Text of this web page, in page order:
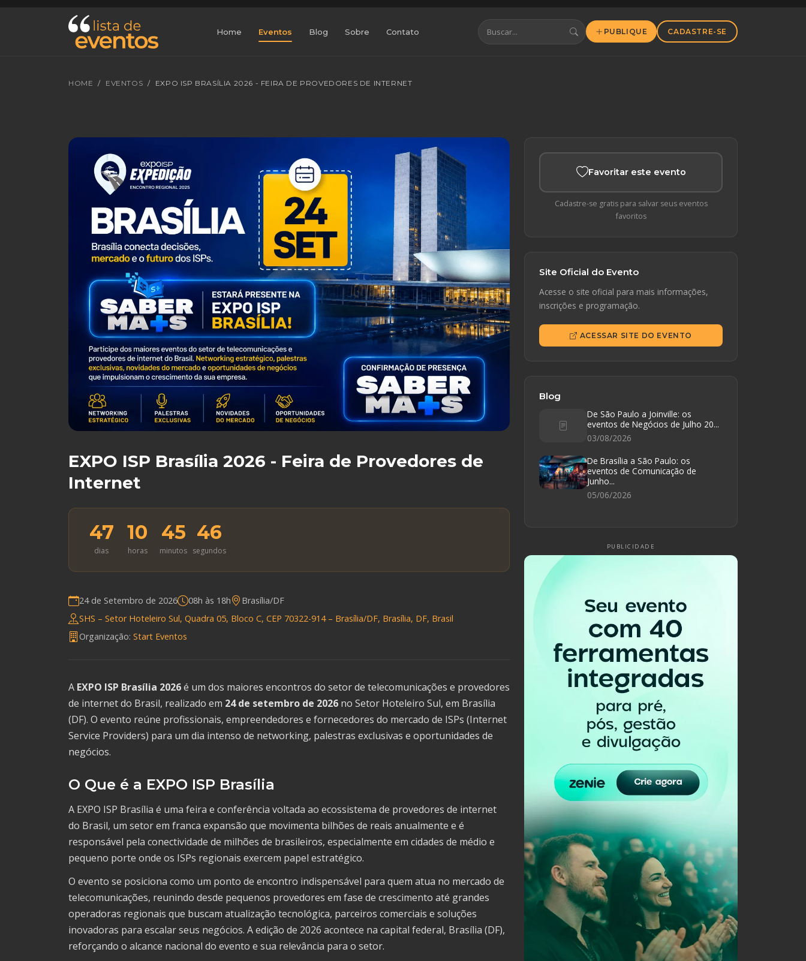
Home Eventos Blog Sobre Contato PUBLIQUE CADASTRE-SE
HOME EVENTOS EXPO ISP BRASÍLIA 2026 - FEIRA DE PROVEDORES DE INTERNET
EXPO ISP Brasília 2026 - Feira de Provedores de
Internet
47
dias
10
horas
45
minutos
45
segundos
24 de Setembro de 2026 08h às 18h
Brasília/DF
SHS – Setor Hoteleiro Sul, Quadra 05, Bloco C, CEP 70322-914 – Brasília/DF, Brasília, DF, Brasil
Organização: Start Eventos
A EXPO ISP Brasília 2026é um dos maiores encontros do setor de telecomunicações e provedores
de internet do Brasil, realizado em 24 de setembro de 2026 no Setor Hoteleiro Sul, em Brasília
(DF). O evento reúne profissionais, empreendedores e fornecedores do mercado de ISPs (Internet
Service Providers) para um dia intenso de networking, palestras exclusivas e oportunidades de
negócios.
O Que é a EXPO ISP Brasília
A EXPO ISP Brasília é uma feira e conferência voltada ao ecossistema de provedores de internet
do Brasil, um setor em franca expansão que movimenta bilhões de reais anualmente e é
responsável pela conectividade de milhões de brasileiros, especialmente em cidades de médio e
pequeno porte onde os ISPs regionais exercem papel estratégico.
O evento se posiciona como um ponto de encontro indispensável para quem atua no mercado de
telecomunicações, reunindo desde pequenos provedores em fase de crescimento até grandes
operadoras regionais que buscam atualização tecnológica, parceiros comerciais e soluções
inovadoras para escalar seus negócios. A edição de 2026 acontece na capital federal, Brasília (DF),
reforçando o alcance nacional do evento e sua relevância para o setor.
Favoritar este evento
Cadastre-se gratis para salvar seus eventos
favoritos
Site Oficial do Evento
Acesse o site oficial para mais informações,
inscrições e programação.
ACESSAR SITE DO EVENTO
Blog
De São Paulo a Joinville: os
eventos de Negócios de Julho 20...
03/08/2026
De Brasília a São Paulo: os
eventos de Comunicação de
Junho...
05/06/2026
PUBLICIDADE